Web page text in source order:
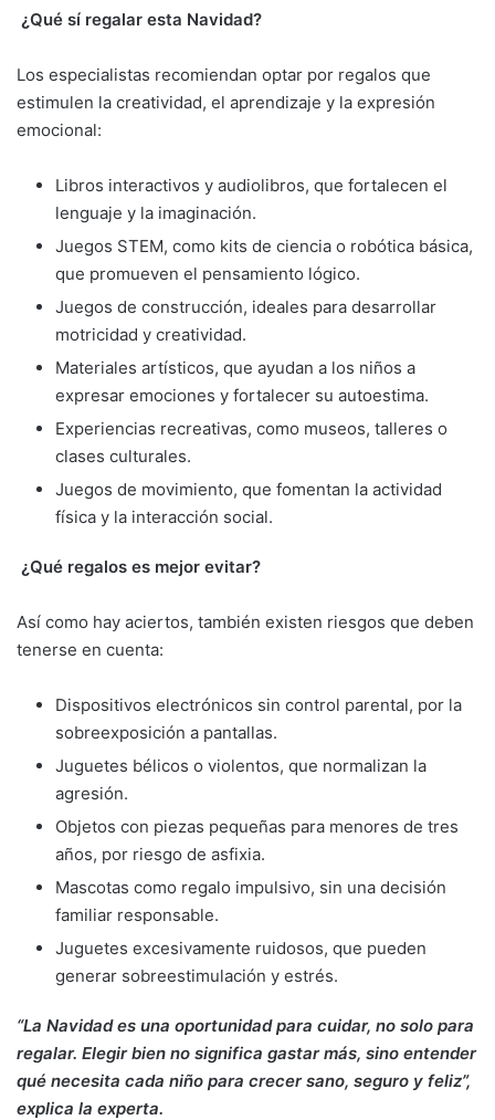
¿Qué sí regalar esta Navidad?
Los especialistas recomiendan optar por regalos que
estimulen la creatividad, el aprendizaje y la expresión
emocional:
Libros interactivos y audiolibros, que fortalecen el
lenguaje y la imaginación.
Juegos STEM, como kits de ciencia o robótica básica,
que promueven el pensamiento lógico.
Juegos de construcción, ideales para desarrollar
motricidad y creatividad.
Materiales artísticos, que ayudan a los niños a
expresar emociones y fortalecer su autoestima.
Experiencias recreativas, como museos, talleres o
clases culturales.
Juegos de movimiento, que fomentan la actividad
física y la interacción social.
¿Qué regalos es mejor evitar?
Así como hay aciertos, también existen riesgos que deben
tenerse en cuenta:
Dispositivos electrónicos sin control parental, por la
sobreexposición a pantallas.
Juguetes bélicos o violentos, que normalizan la
agresión.
Objetos con piezas pequeñas para menores de tres
años, por riesgo de asfixia.
Mascotas como regalo impulsivo, sin una decisión
familiar responsable.
Juguetes excesivamente ruidosos, que pueden
generar sobreestimulación y estrés.
“La Navidad es una oportunidad para cuidar, no solo para
regalar. Elegir bien no significa gastar más, sino entender
qué necesita cada niño para crecer sano, seguro y feliz”,
explica la experta.